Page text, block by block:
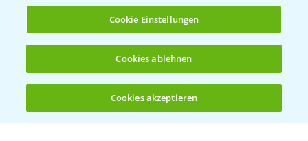
(noch 4)
Allgemeine Nutzungsbedingungen
Datenschutzerklärung
Cookie Einstellungen
Cookies ablehnen
Cookies akzeptieren